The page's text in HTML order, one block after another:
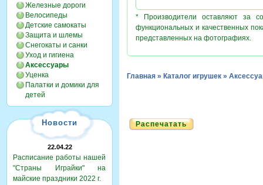
Железные дороги
Велосипеды
Детские самокаты
Защита и шлемы
Снегокаты и санки
Уход и гигиена
Аксессуары
Уценка
Палатки и домики для
детей
Новости
22.04.22
Расписание работы нашей
"Страны Играйки" на
майские праздники 2022 г.
* Производители оставляют за
функциональных и качественных
представленных на фотографиях.
Главная » Каталог игрушек »
Распечатать